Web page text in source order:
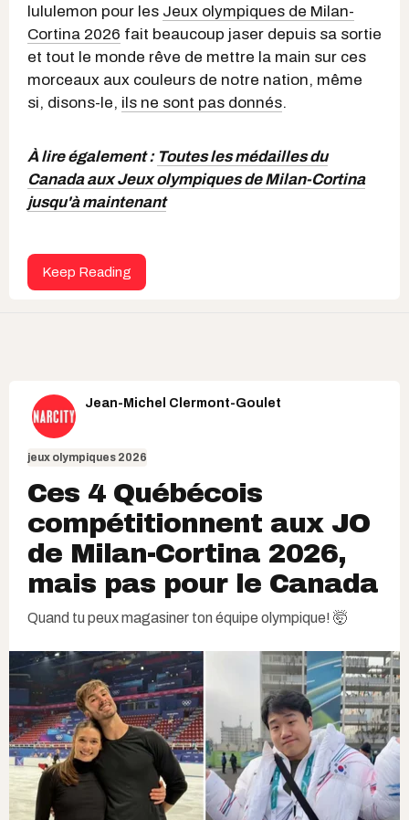
lululemon pour les Jeux olympiques de Milan-
Cortina 2026 fait beaucoup jaser depuis sa sortie
et tout le monde rêve de mettre la main sur ces
morceaux aux couleurs de notre nation, même
si, disons-le, ils ne sont pas donnés.
À lire également : Toutes les médailles du
Canada aux Jeux olympiques de Milan-Cortina
jusqu'à maintenant
Keep Reading
Jean-Michel Clermont-Goulet
jeux olympiques 2026
Ces 4 Québécois
compétitionnent aux JO
de Milan-Cortina 2026,
mais pas pour le Canada
Quand tu peux magasiner ton équipe olympique! 🤯